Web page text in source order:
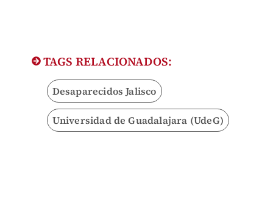
TAGS RELACIONADOS:
Desaparecidos Jalisco
Universidad de Guadalajara (UdeG)